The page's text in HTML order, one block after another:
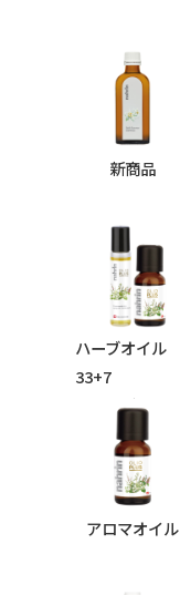
新商品
ハーブオイル
33+7
シリーズ
アロマオイル